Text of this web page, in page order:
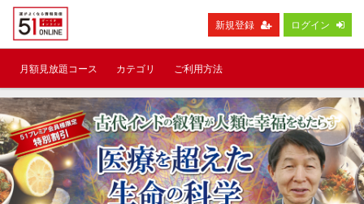
新規登録 ログイン
月額見放題コース カテゴリ ご利用方法